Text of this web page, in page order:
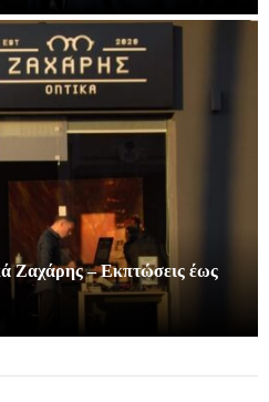
Ζαχάρης – Εκπτώσεις έως